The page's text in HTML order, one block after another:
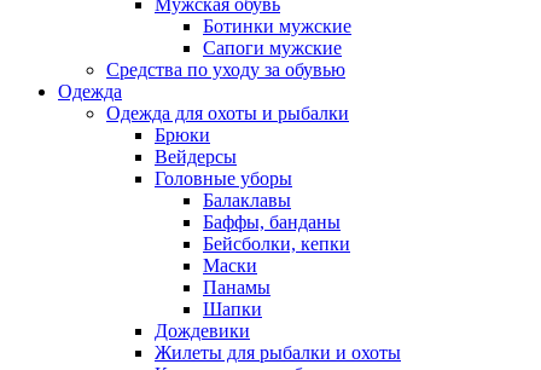
Мужская обувь
Ботинки мужские
Сапоги мужские
Средства по уходу за обувью
Одежда
Одежда для охоты и рыбалки
Брюки
Вейдерсы
Головные уборы
Балаклавы
Баффы, банданы
Бейсболки, кепки
Маски
Панамы
Шапки
Дождевики
Жилеты для рыбалки и охоты